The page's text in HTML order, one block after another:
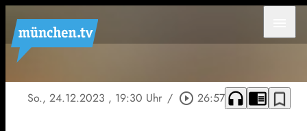
So., 24.12.2023 , 19:30 Uhr / play_circle_outline 26:57 headphones chrome_reader_mode bookmark_border